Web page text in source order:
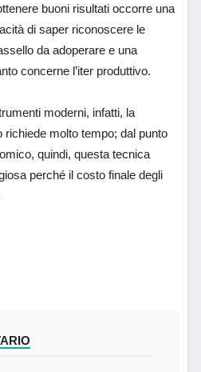
buoni risultati occorre una
di saper riconoscere le
da adoperare e una
concerne l’iter produttivo.
moderni, infatti, la
richiede molto tempo; dal punto
quindi, questa tecnica
perché il costo finale degli